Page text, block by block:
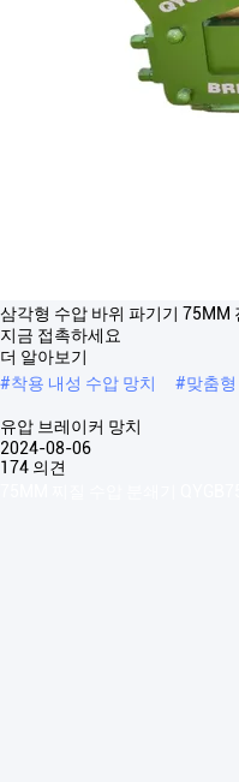
삼각형 수압 바위 파기기 75MM
지금 접촉하세요
더 알아보기
#착용 내성 수압 망치 #맞춤
유압 브레이커 망치
2024-08-06
174 의견